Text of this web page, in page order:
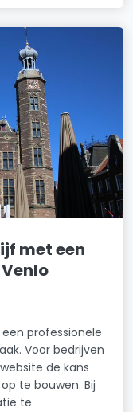
met een
professionele
Voor bedrijven
de kans
te bouwen. Bij
te